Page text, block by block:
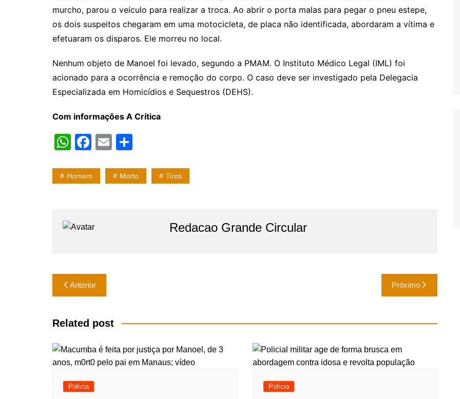
murcho, parou o veículo para realizar a troca. Ao abrir o porta malas para pegar o pneu estepe,
os dois suspeitos chegaram em uma motocicleta, de placa não identificada, abordaram a vítima e
efetuaram os disparos. Ele morreu no local.
Nenhum objeto de Manoel foi levado, segundo a PMAM. O Instituto Médico Legal (IML) foi
acionado para a ocorrência e remoção do corpo. O caso deve ser investigado pela Delegacia
Especializada em Homicídios e Sequestros (DEHS).
Com informações A Crítica
W
at
p
F
c
o
E
ai ar
Homem Morto Tiros
Redacao Grande Circular
Navegação
de
Post
Anterior Próximo
Related post
Polícia Polícia